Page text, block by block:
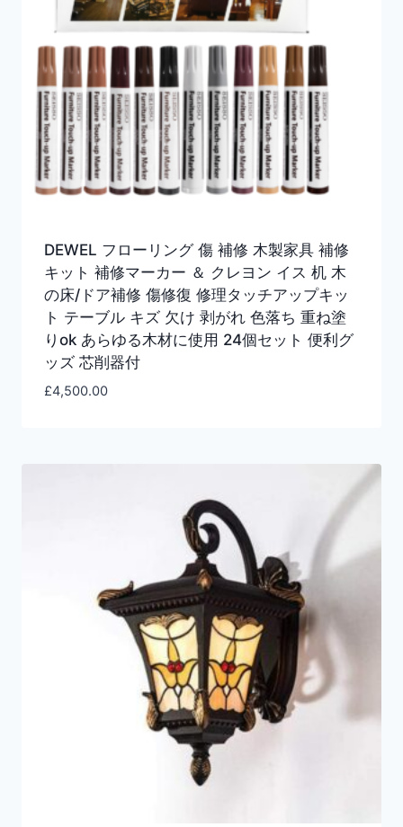
DEWEL フローリング 傷 補修 木製家具 補修
キット 補修マーカー ＆ クレヨン イス 机 木
の床/ドア補修 傷修復 修理タッチアップキッ
ト テーブル キズ 欠け 剥がれ 色落ち 重ね塗
りok あらゆる木材に使用 24個セット 便利グ
ッズ 芯削器付
£4,500.00